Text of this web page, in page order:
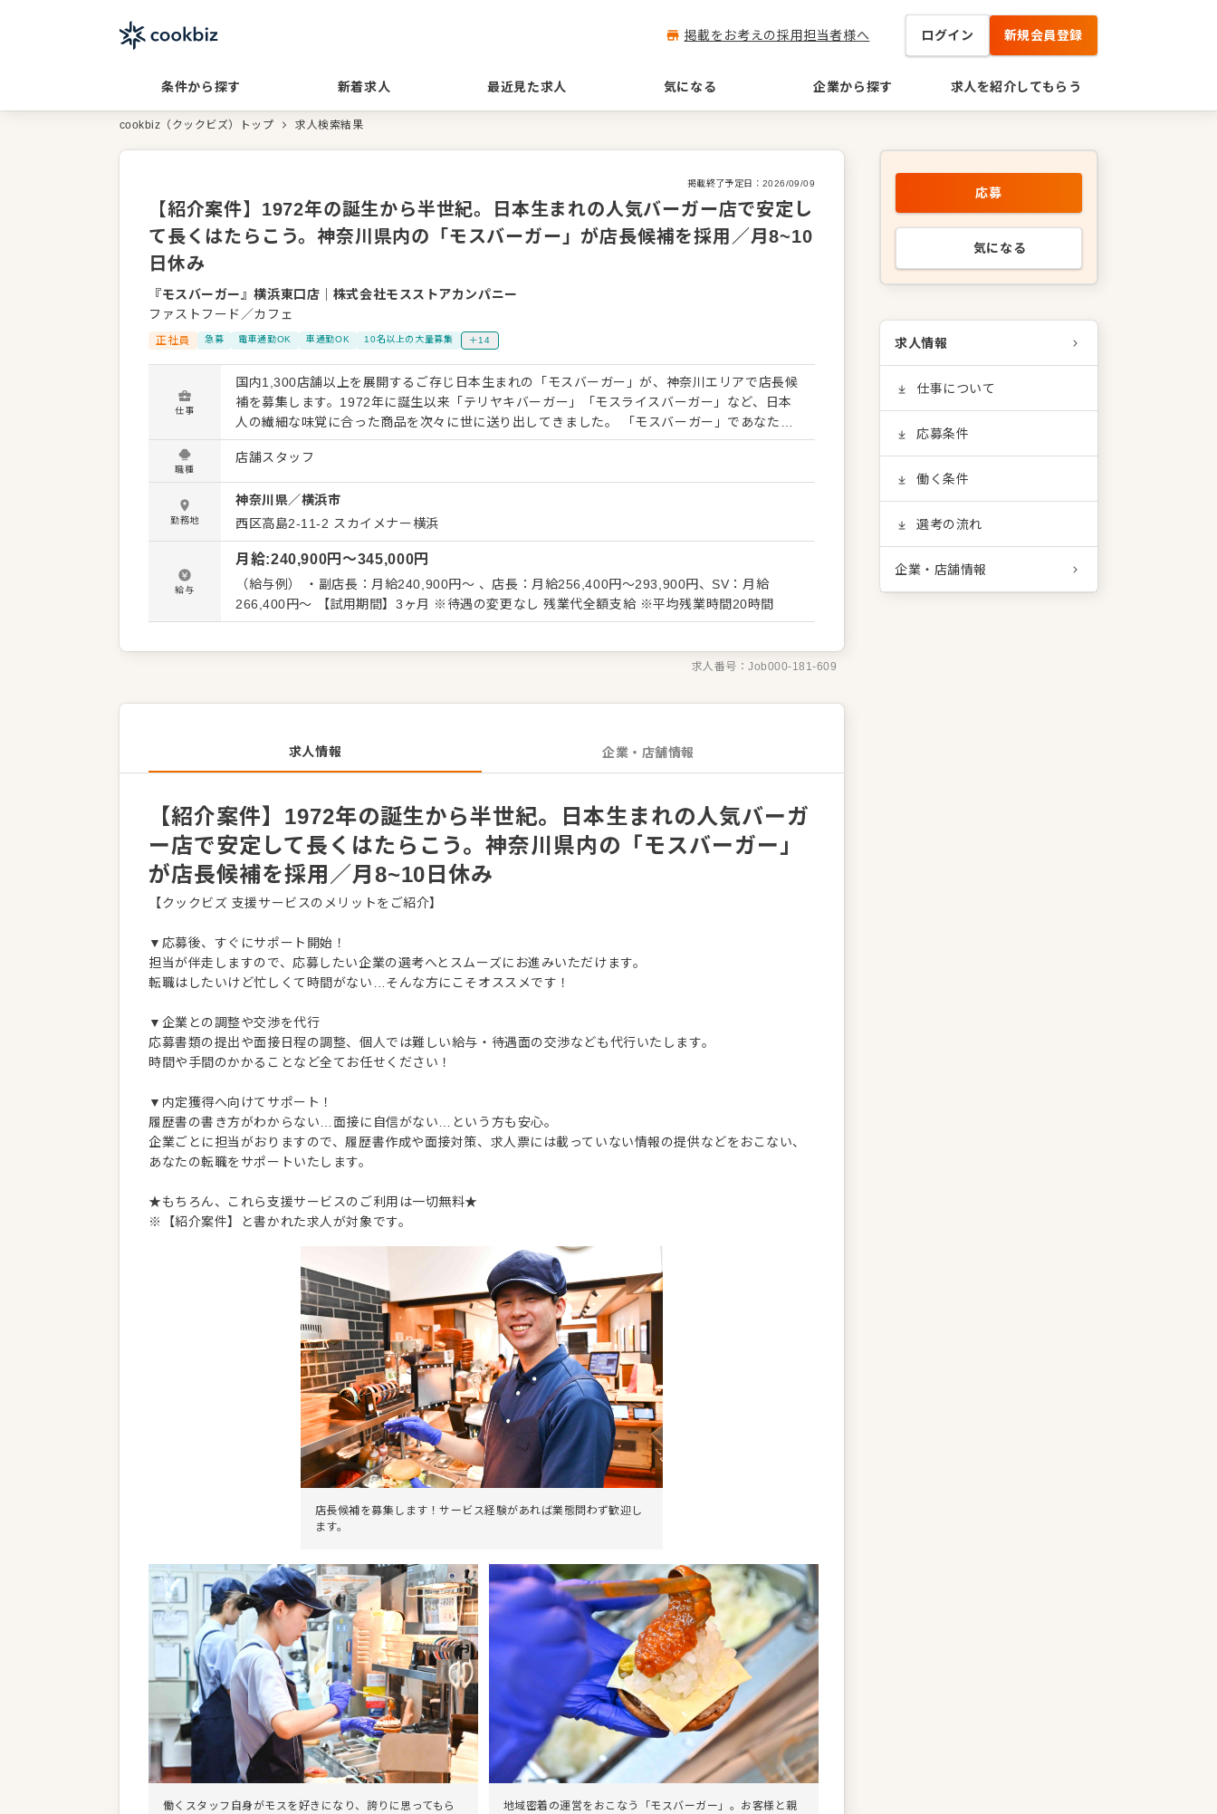
掲載をお考えの採用担当者様へ ログイン 新規会員登録
条件から探す 新着求人 最近見た求人 気になる 企業から探す 求人を紹介してもらう
cookbiz（クックビズ）トップ 求人検索結果
掲載終了予定日： 2026/09/09
【紹介案件】1972年の誕生から半世紀。日本生まれの人気バーガー店で安定し
て長くはたらこう。神奈川県内の「モスバーガー」が店長候補を採用／月8~10
日休み
『モスバーガー』横浜東口店
株式会社モスストアカンパニー
ファストフード／カフェ
正社員 急募 電車通勤OK 車通勤OK 10名以上の大量募集 ＋14
仕事
国内1,300店舗以上を展開するご存じ日本生まれの「モスバーガー」が、神奈川エリアで店長候
補を募集します。1972年に誕生以来「テリヤキバーガー」「モスライスバーガー」など、日本
人の繊細な味覚に合った商品を次々に世に送り出してきました。 「モスバーガー」であなたら
しく活躍しませんか。将来は、エリアマネージャーをめざすもよし、トップを目指せるような
キャリアアップのチャンスもあり！現に代表も地方のFC店勤務からスタートして代表まで上り
詰めました。独立したい方も応援します。 【主な業務】 売上管理・アルバイト育成などをお任
せします！ 具体的には ◇接客・調理 ◇アルバイトの指導・シフト管理 ◇在庫・売上管理 ◇店
舗イベント企画 など ＊副店長・店長に昇格していくと、店舗運営業務がメインになります！
＊店長になったら、店舗の数値管理や同地域の店舗と連携した共同イベントなども企画・開催
します。 全体のオペレーション改善などもお任せしますので、あなたならではのアイデアを積
極的に発信してください。 入社後はスキルに合わせた業務からお任せしますので、徐々に仕事
の幅を広げていきましょう。抱え込まず協力し合える体制を整えていますので、入社後ギャッ
プを感じさせない配慮をしています。成長をしっかりサポートしますので、経験に関わらず安
職種
店舗スタッフ
勤務地
神奈川県／横浜市
西区高島2-11-2 スカイメナー横浜
給与
月給:240,900円〜345,000円
（給与例） ・副店長：月給240,900円～ 、店長：月給256,400円～293,900円、SV：月給
266,400円～ 【試用期間】3ヶ月 ※待遇の変更なし 残業代全額支給 ※平均残業時間20時間
求人番号：Job000-181-609
求人情報 企業・店舗情報
【紹介案件】1972年の誕生から半世紀。日本生まれの人気バーガ
ー店で安定して長くはたらこう。神奈川県内の「モスバーガー」
が店長候補を採用／月8~10日休み
【クックビズ 支援サービスのメリットをご紹介】
▼応募後、すぐにサポート開始！
担当が伴走しますので、応募したい企業の選考へとスムーズにお進みいただけます。
転職はしたいけど忙しくて時間がない…そんな方にこそオススメです！
▼企業との調整や交渉を代行
応募書類の提出や面接日程の調整、個人では難しい給与・待遇面の交渉なども代行いたします。
時間や手間のかかることなど全てお任せください！
▼内定獲得へ向けてサポート！
履歴書の書き方がわからない…面接に自信がない…という方も安心。
企業ごとに担当がおりますので、履歴書作成や面接対策、求人票には載っていない情報の提供などをおこない、
あなたの転職をサポートいたします。
★もちろん、これら支援サービスのご利用は一切無料★
※【紹介案件】と書かれた求人が対象です。
店長候補を募集します！サービス経験があれば業態問わず歓迎し
ます。
働くスタッフ自身がモスを好きになり、誇りに思ってもら
地域密着の運営をおこなう「モスバーガー」。お客様と親
応募
気になる
求人情報
仕事について
応募条件
働く条件
選考の流れ
企業・店舗情報